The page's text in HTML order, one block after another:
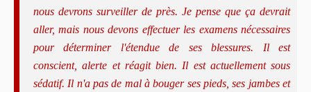
nous devrons surveiller de près. Je pense que ça devrait
aller, mais nous devons effectuer les examens nécessaires
pour déterminer l'étendue de ses blessures. Il est
conscient, alerte et réagit bien. Il est actuellement sous
sédatif. Il n'a pas de mal à bouger ses pieds, ses jambes et